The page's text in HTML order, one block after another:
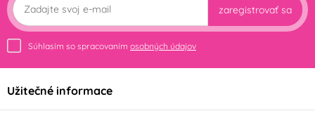
zaregistrovať sa
Súhlasím so spracovaním osobných údajov
Užitečné informace